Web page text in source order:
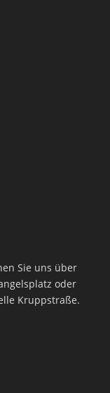
Sie uns über
oder
Kruppstraße.